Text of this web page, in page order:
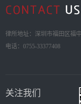
律所地址：深圳市福田区福
电话：0755-33377408
关注我们